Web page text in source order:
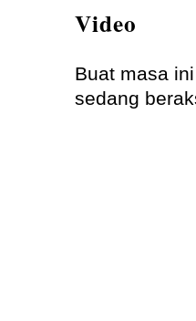
Video
Buat masa
sedang